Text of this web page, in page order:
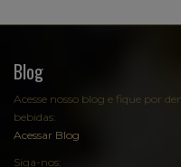
Blog
Acesse nosso blog e fique por
bebidas:
Acessar Blog
Siga-nos: